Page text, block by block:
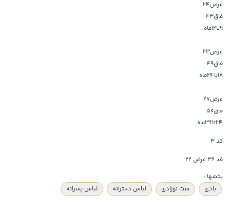
عرض۲۴
فاق۴۳
۹تا۱۲ماه
عرض۲۳
فاق۴۹
۱۸تا۲۴ماه
عرض۲۷
فاق۵۰
۲۴تا۳۶ماه
کد 3
قد 36 عرض 22
بخشها :
بادی
ست نوزادی لباس دخترانه لباس پسرانه